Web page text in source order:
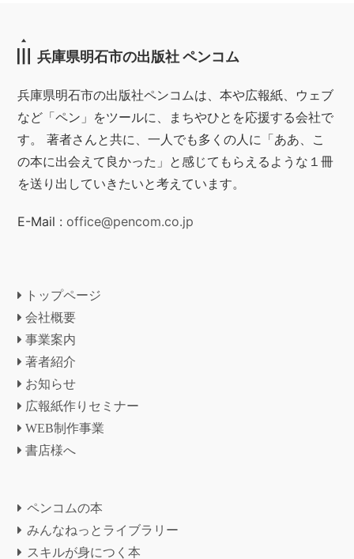
兵庫県明石市の出版社 ペンコム
兵庫県明石市の出版社ペンコムは、本や広報紙、ウェブ
など「ペン」をツールに、まちやひとを応援する会社で
す。 著者さんと共に、一人でも多くの人に「ああ、こ
の本に出会えて良かった」と感じてもらえるような１冊
を送り出していきたいと考えています。
E-Mail :office@pencom.co.jp
トップページ
会社概要
事業案内
著者紹介
お知らせ
広報紙作りセミナー
WEB制作事業
書店様へ
ペンコムの本
みんなねっとライブラリー
スキルが身につく本